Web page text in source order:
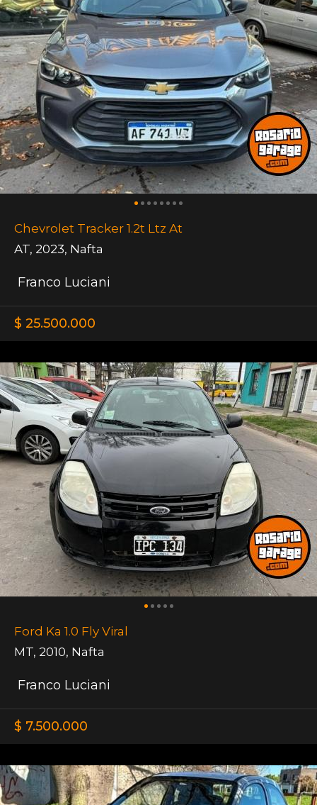
Chevrolet Tracker 1.2t Ltz At
AT, 2023, Nafta
Franco Luciani
$ 25.500.000
Ford Ka 1.0 Fly Viral
MT, 2010, Nafta
Franco Luciani
$ 7.500.000